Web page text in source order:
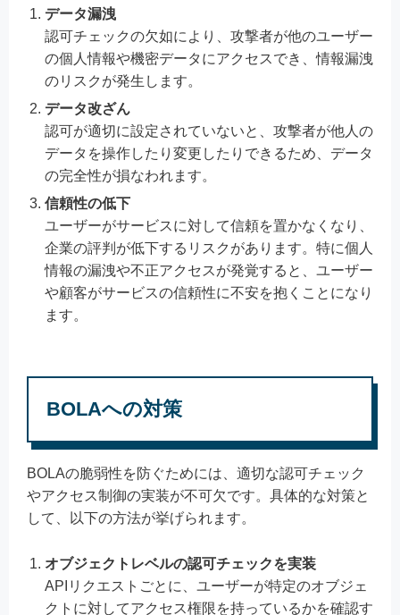
データ漏洩
認可チェックの欠如により、攻撃者が他のユーザー
の個人情報や機密データにアクセスでき、情報漏洩
のリスクが発生します。
データ改ざん
認可が適切に設定されていないと、攻撃者が他人の
データを操作したり変更したりできるため、データ
の完全性が損なわれます。
信頼性の低下
ユーザーがサービスに対して信頼を置かなくなり、
企業の評判が低下するリスクがあります。特に個人
情報の漏洩や不正アクセスが発覚すると、ユーザー
や顧客がサービスの信頼性に不安を抱くことになり
ます。
BOLAへの対策
BOLAの脆弱性を防ぐためには、適切な認可チェック
やアクセス制御の実装が不可欠です。具体的な対策と
して、以下の方法が挙げられます。
オブジェクトレベルの認可チェックを実装
APIリクエストごとに、ユーザーが特定のオブジェ
クトに対してアクセス権限を持っているかを確認す